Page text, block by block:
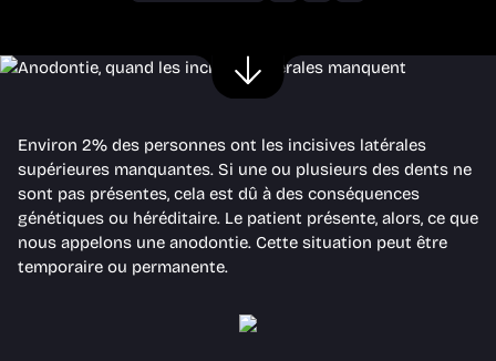
Environ 2% des personnes ont les incisives latérales
supérieures manquantes. Si une ou plusieurs des dents ne
sont pas présentes, cela est dû à des conséquences
génétiques ou héréditaire. Le patient présente, alors, ce que
nous appelons une anodontie. Cette situation peut être
temporaire ou permanente.